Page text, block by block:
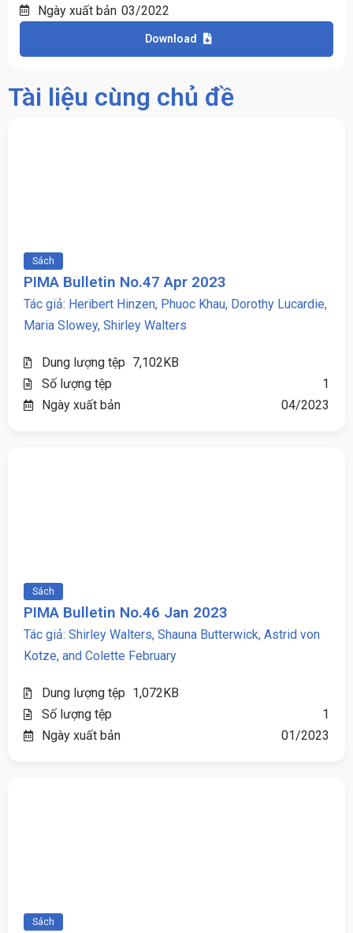
Ngày xuất bản 03/2022
Download
Tài liệu cùng chủ đề
Sách
PIMA Bulletin No.47 Apr 2023
Tác giả: Heribert Hinzen, Phuoc Khau, Dorothy Lucardie,
Maria Slowey, Shirley Walters
Dung lượng tệp 7,102KB
Số lượng tệp
1
Ngày xuất bản
04/2023
Sách
PIMA Bulletin No.46 Jan 2023
Tác giả: Shirley Walters, Shauna Butterwick, Astrid von
Kotze, and Colette February
Dung lượng tệp 1,072KB
Số lượng tệp
1
Ngày xuất bản
01/2023
Sách